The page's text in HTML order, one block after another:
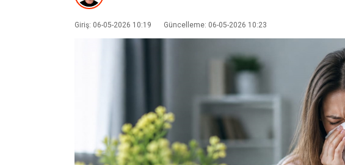
Giriş: 06-05-2026 10:19 Güncelleme: 06-05-2026 10:23